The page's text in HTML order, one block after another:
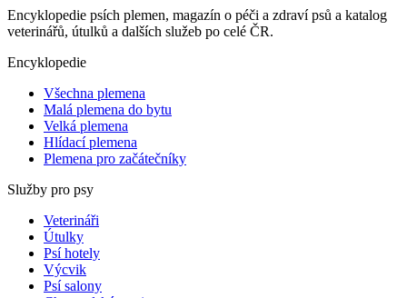
Encyklopedie psích plemen, magazín o péči a zdraví psů a katalog
veterinářů, útulků a dalších služeb po celé ČR.
Encyklopedie
Všechna plemena
Malá plemena do bytu
Velká plemena
Hlídací plemena
Plemena pro začátečníky
Služby pro psy
Veterináři
Útulky
Psí hotely
Výcvik
Psí salony